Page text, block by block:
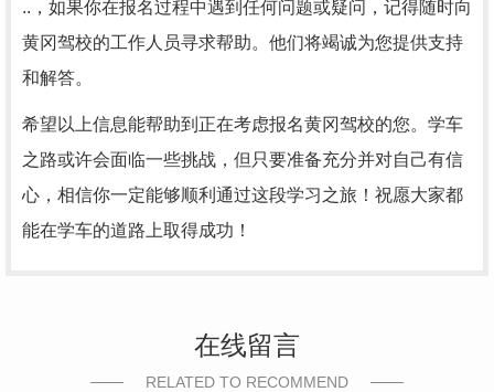
..，如果你在报名过程中遇到任何问题或疑问，记得随时向
黄冈驾校的工作人员寻求帮助。他们将竭诚为您提供支持
和解答。
希望以上信息能帮助到正在考虑报名黄冈驾校的您。学车
之路或许会面临一些挑战，但只要准备充分并对自己有信
心，相信你一定能够顺利通过这段学习之旅！祝愿大家都
能在学车的道路上取得成功！
在线留言
RELATED TO RECOMMEND